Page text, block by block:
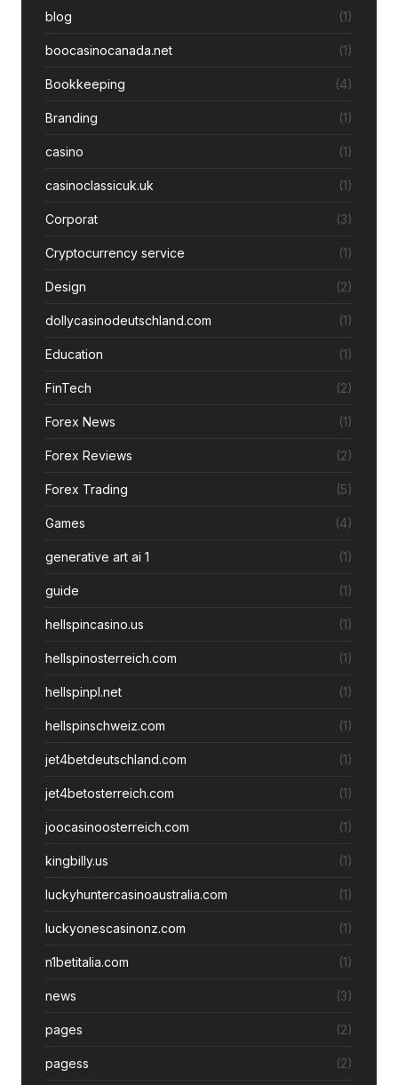
blog (1)
boocasinocanada.net (1)
Bookkeeping (4)
Branding (1)
casino (1)
casinoclassicuk.uk (1)
Corporat (3)
Cryptocurrency service (1)
Design (2)
dollycasinodeutschland.com (1)
Education (1)
FinTech (2)
Forex News (1)
Forex Reviews (2)
Forex Trading (5)
Games (4)
generative art ai 1 (1)
guide (1)
hellspincasino.us (1)
hellspinosterreich.com (1)
hellspinpl.net (1)
hellspinschweiz.com (1)
jet4betdeutschland.com (1)
jet4betosterreich.com (1)
joocasinoosterreich.com (1)
kingbilly.us (1)
luckyhuntercasinoaustralia.com (1)
luckyonescasinonz.com (1)
n1betitalia.com (1)
news (3)
pages (2)
pagess (2)